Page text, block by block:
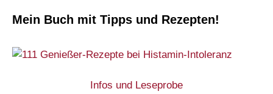
Mein Buch mit Tipps und Rezepten!
Infos und Leseprobe